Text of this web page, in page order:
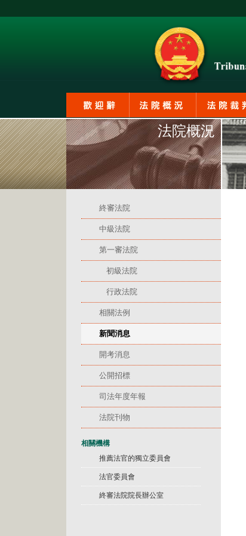
法院概況
相關機構
推薦法官的獨立委員會
法官委員會
終審法院院長辦公室
終審法院
中級法院
第一審法院
初級法院
行政法院
相關法例
新聞消息
開考消息
公開招標
司法年度年報
法院刊物